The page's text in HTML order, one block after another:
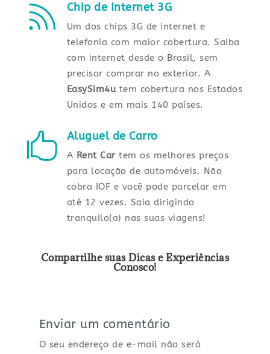
 Chip de Internet 3G
Um dos chips 3G de internet e
telefonia com maior cobertura. Saiba
com internet desde o Brasil, sem
precisar comprar no exterior. A
EasySim4u tem cobertura nos Estados
Unidos e em mais 140 países.
 Aluguel de Carro
A Rent Cartem os melhores preços
para locação de automóveis. Não
cobra IOF e você pode parcelar em
até 12 vezes. Saia dirigindo
tranquilo(a) nas suas viagens!
Compartilhe suas Dicas e Experiências
Conosco!
Enviar um comentário
O seu endereço de e-mail não será